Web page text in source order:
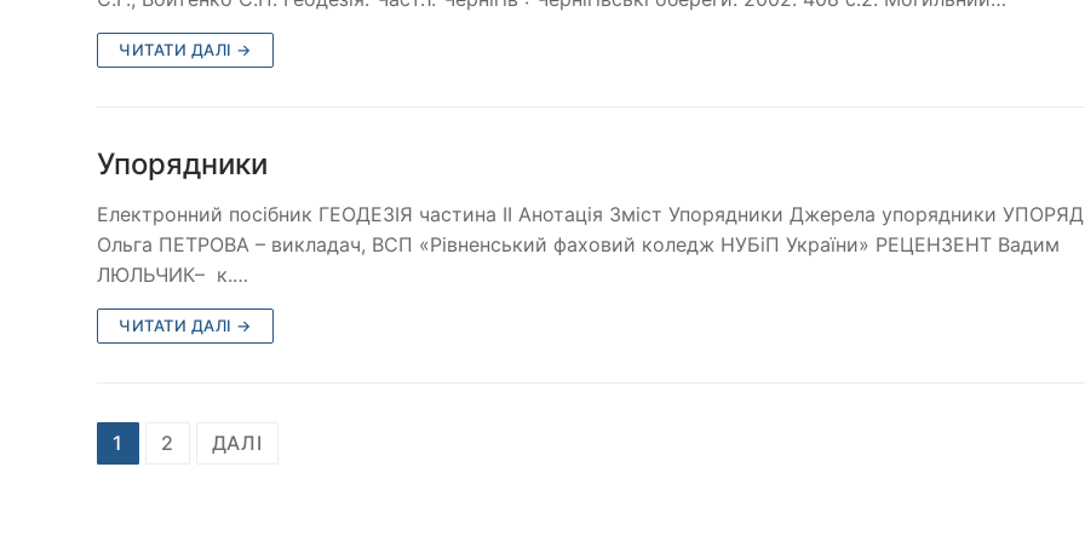
ЧИТАТИ ДАЛІ →
Упорядники
Електронний посібник ГЕОДЕЗІЯ частина ІІ Анотація Зміст Упорядники Джерела упорядники
Ольга ПЕТРОВА – викладач, ВСП «Рівненський фаховий коледж НУБіП України» РЕЦЕНЗЕНТ Вадим
ЛЮЛЬЧИК– к.…
ЧИТАТИ ДАЛІ →
1 2 ДАЛІ